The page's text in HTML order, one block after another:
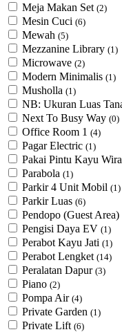
Meja Makan Set (2)
Mesin Cuci (6)
Mewah (5)
Mezzanine Library (1)
Microwave (2)
Modern Minimalis (1)
Musholla (1)
NB: Ukuran Luas
Next To Busy Way (0)
Office Room 1 (4)
Pagar Electric (1)
Pakai Pintu Kayu
Parabola (1)
Parkir 4 Unit Mobil (1)
Parkir Luas (6)
Pendopo (Guest Area)
Pengisi Daya EV (1)
Perabot Kayu Jati (1)
Perabot Lengket (14)
Peralatan Dapur (3)
Piano (2)
Pompa Air (4)
Private Garden (1)
Private Lift (6)